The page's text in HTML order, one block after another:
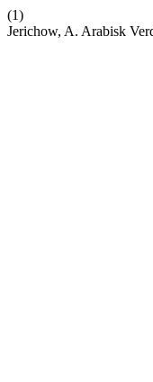
(1)
Jerichow, A. Arabisk